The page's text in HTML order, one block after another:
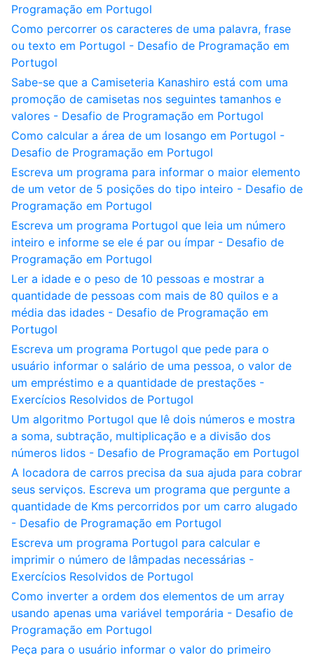
Programação em Portugol
Como percorrer os caracteres de uma palavra, frase
ou texto em Portugol - Desafio de Programação em
Portugol
Sabe-se que a Camiseteria Kanashiro está com uma
promoção de camisetas nos seguintes tamanhos e
valores - Desafio de Programação em Portugol
Como calcular a área de um losango em Portugol -
Desafio de Programação em Portugol
Escreva um programa para informar o maior elemento
de um vetor de 5 posições do tipo inteiro - Desafio de
Programação em Portugol
Escreva um programa Portugol que leia um número
inteiro e informe se ele é par ou ímpar - Desafio de
Programação em Portugol
Ler a idade e o peso de 10 pessoas e mostrar a
quantidade de pessoas com mais de 80 quilos e a
média das idades - Desafio de Programação em
Portugol
Escreva um programa Portugol que pede para o
usuário informar o salário de uma pessoa, o valor de
um empréstimo e a quantidade de prestações -
Exercícios Resolvidos de Portugol
Um algoritmo Portugol que lê dois números e mostra
a soma, subtração, multiplicação e a divisão dos
números lidos - Desafio de Programação em Portugol
A locadora de carros precisa da sua ajuda para cobrar
seus serviços. Escreva um programa que pergunte a
quantidade de Kms percorridos por um carro alugado
- Desafio de Programação em Portugol
Escreva um programa Portugol para calcular e
imprimir o número de lâmpadas necessárias -
Exercícios Resolvidos de Portugol
Como inverter a ordem dos elementos de um array
usando apenas uma variável temporária - Desafio de
Programação em Portugol
Peça para o usuário informar o valor do primeiro